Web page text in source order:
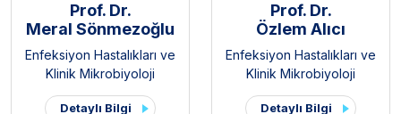
Prof. Dr.
Meral Sönmezoğlu
Enfeksiyon Hastalıkları ve
Klinik Mikrobiyoloji
Detaylı Bilgi
Prof. Dr.
Özlem Alıcı
Enfeksiyon Hastalıkları ve
Klinik Mikrobiyoloji
Detaylı Bilgi